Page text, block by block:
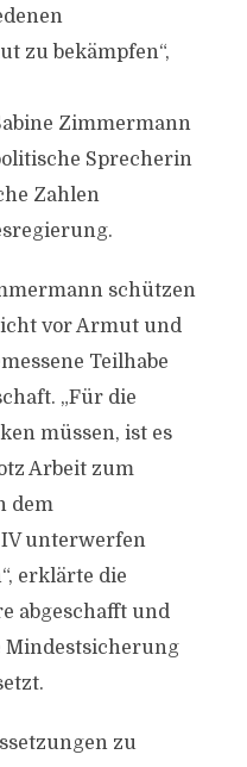
zu bekämpfen“,
Zimmermann
Sprecherin
Zahlen
schützen
vor Armut und
Teilhabe
„Für die
müssen, ist es
Arbeit zum
dem
IV unterwerfen
erklärte die
abgeschafft und
Mindestsicherung
zu